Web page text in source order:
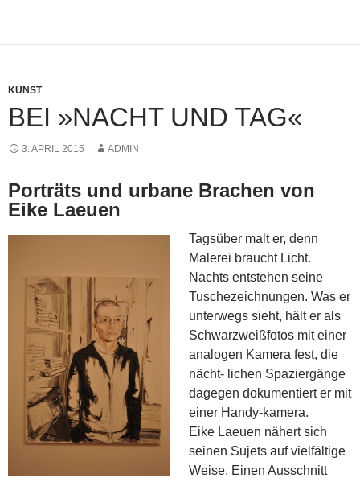
KUNST
BEI »NACHT UND TAG«
3. APRIL 2015 ADMIN
Porträts und urbane Brachen von
Eike Laeuen
Tagsüber malt er, denn
Malerei braucht Licht.
Nachts entstehen seine
Tuschezeichnungen. Was er
unterwegs sieht, hält er als
Schwarzweißfotos mit einer
analogen Kamera fest, die
nächt- lichen Spaziergänge
dagegen dokumentiert er mit
einer Handy-kamera.
Eike Laeuen nähert sich
seinen Sujets auf vielfältige
Weise. Einen Ausschnitt